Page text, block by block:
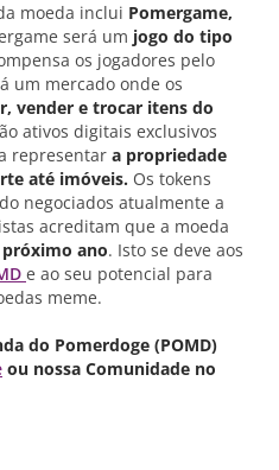
moeda inclui Pomergame,
será um jogo do tipo
os jogadores pelo
um mercado onde os
vender e trocar itens do
ativos digitais exclusivos
representar a propriedade
até imóveis. Os tokens
negociados atualmente a
acreditam que a moeda
próximo ano. Isto se deve aos
e ao seu potencial para
meme.
do Pomerdoge (POMD)
ou nossa Comunidade no